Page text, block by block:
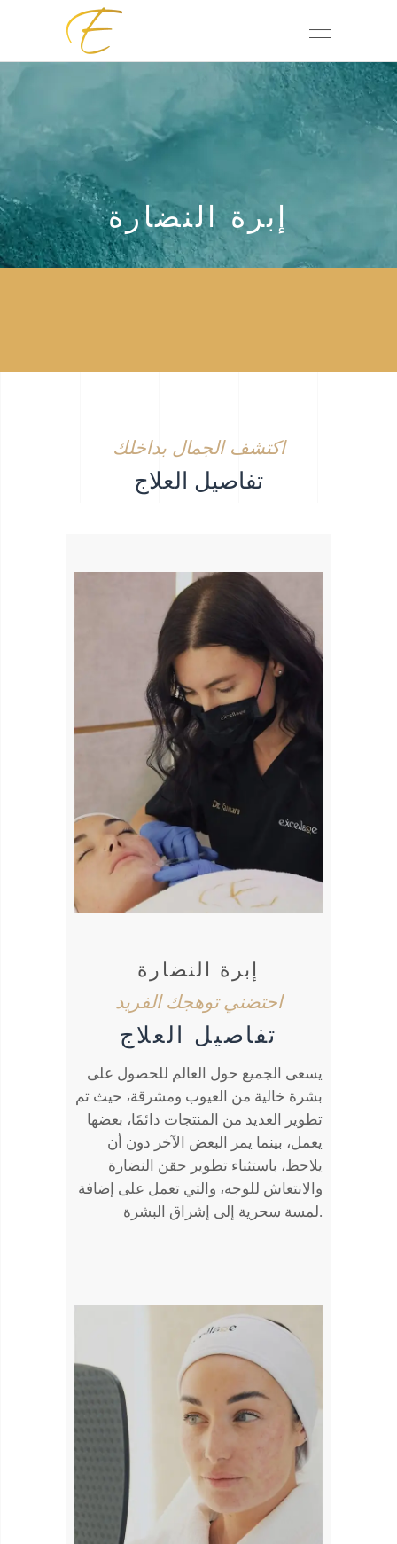
إبرة النضارة
اكتشف الجمال بداخلك
تفاصيل العلاج
إبرة النضارة
احتضني توهجك الفريد
تفاصيل العلاج
يسعى الجميع حول العالم للحصول على
بشرة خالية من العيوب ومشرقة، حيث تم
تطوير العديد من المنتجات دائمًا، بعضها
يعمل، بينما يمر البعض الآخر دون أن
يلاحظ، باستثناء تطوير حقن النضارة
والانتعاش للوجه، والتي تعمل على إضافة
لمسة سحرية إلى إشراق البشرة.